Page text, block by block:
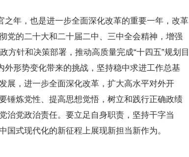
之年，也是进一步全面深化改革的重要一年，改革
党的二十大和二十届二中、三中全会精神，增强
方针和决策部署，推动高质量完成“十四五”规划目
外形势变化带来的挑战，坚持稳中求进工作总基
展，进一步全面深化改革，扩大高水平对外开
锤炼党性、提高思想觉悟，树立和践行正确政绩
治党政治责任。要立足自身职责，坚持干字当
式现代化的新征程上展现新担当新作为。